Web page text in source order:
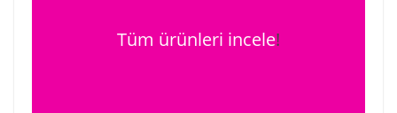
Tüm ürünleri incele!